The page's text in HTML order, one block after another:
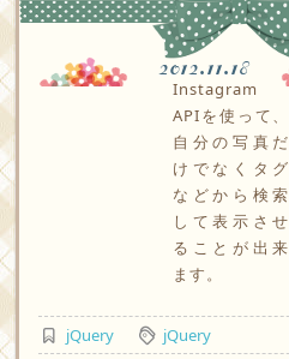
2012.11.18
Instagram
APIを使って、
自分の写真だ
けでなくタグ
などから検索
して表示させ
ることが出来
ます。
jQuery jQuery